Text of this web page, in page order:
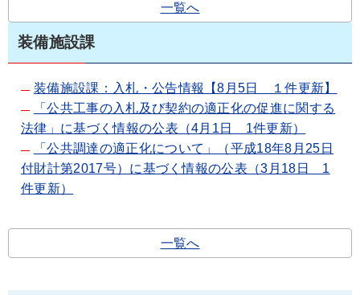
一覧へ
装備施設課
装備施設課：入札・公告情報【8月5日 １件更新】
「公共工事の入札及び契約の適正化の促進に関する
法律」に基づく情報の公表（4月1日 1件更新）
「公共調達の適正化について」（平成18年8月25日
付財計第2017号）に基づく情報の公表（3月18日 1
件更新）
一覧へ